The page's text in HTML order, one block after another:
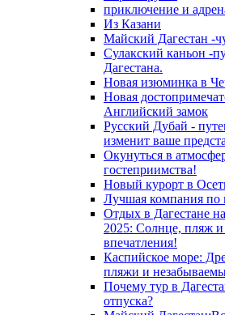
приключение и
Из Казани
Майский Дагестан -
Сулакский каньон -
Дагестана.
Новая изюминка в
Новая
Английский замок
Русский Дубай -
изменит ваше
Окунуться в
гостеприимства!
Новый курорт в
Лучшая компания по
Отдых в Дагестане
2025: Солнце, пляж
впечатления!
Каспийское море:
пляжи и
Почему тур в
отпуска?